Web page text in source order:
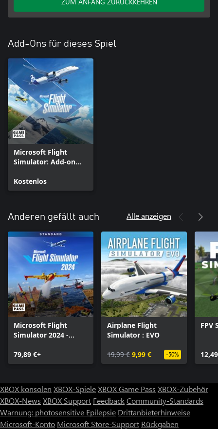
Add-Ons für dieses Spiel
Microsoft Flight
Simulator: Add-on
Kostenlos
Anderen gefällt auch Alle anzeigen
Microsoft Flight
Simulator 2024 -
79,89 €+
Airplane Flight
Simulator : EVO
19,99 € 9,99 € -50%
FPV
XBOX konsolen XBOX-SpieleXBOX Game Pass XBOX-Zubehör
XBOX-News XBOX Support FeedbackCommunity-Standards
Warnung: photosensitive Epilepsie Drittanbieterhinweise
Microsoft-Konto Microsoft Store-Support Rückgaben